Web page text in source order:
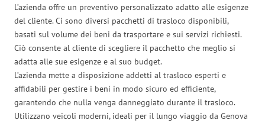
L’azienda offre un preventivo personalizzato adatto alle esigenze
del cliente. Ci sono diversi pacchetti di trasloco disponibili,
basati sul volume dei beni da trasportare e sui servizi richiesti.
Ciò consente al cliente di scegliere il pacchetto che meglio si
adatta alle sue esigenze e al suo budget.
L’azienda mette a disposizione addetti al trasloco esperti e
affidabili per gestire i beni in modo sicuro ed efficiente,
garantendo che nulla venga danneggiato durante il trasloco.
Utilizzano veicoli moderni, ideali per il lungo viaggio da Genova